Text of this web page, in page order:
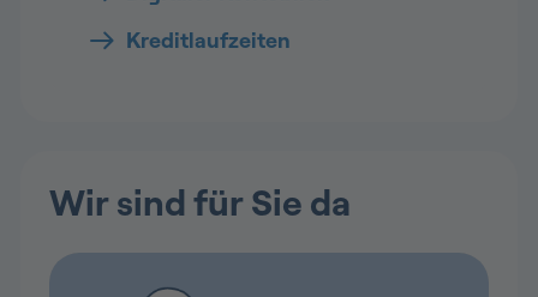
Kreditlaufzeiten
Wir sind für Sie da